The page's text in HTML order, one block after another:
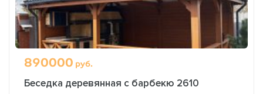
890000 руб.
Беседка деревянная с барбекю 2610